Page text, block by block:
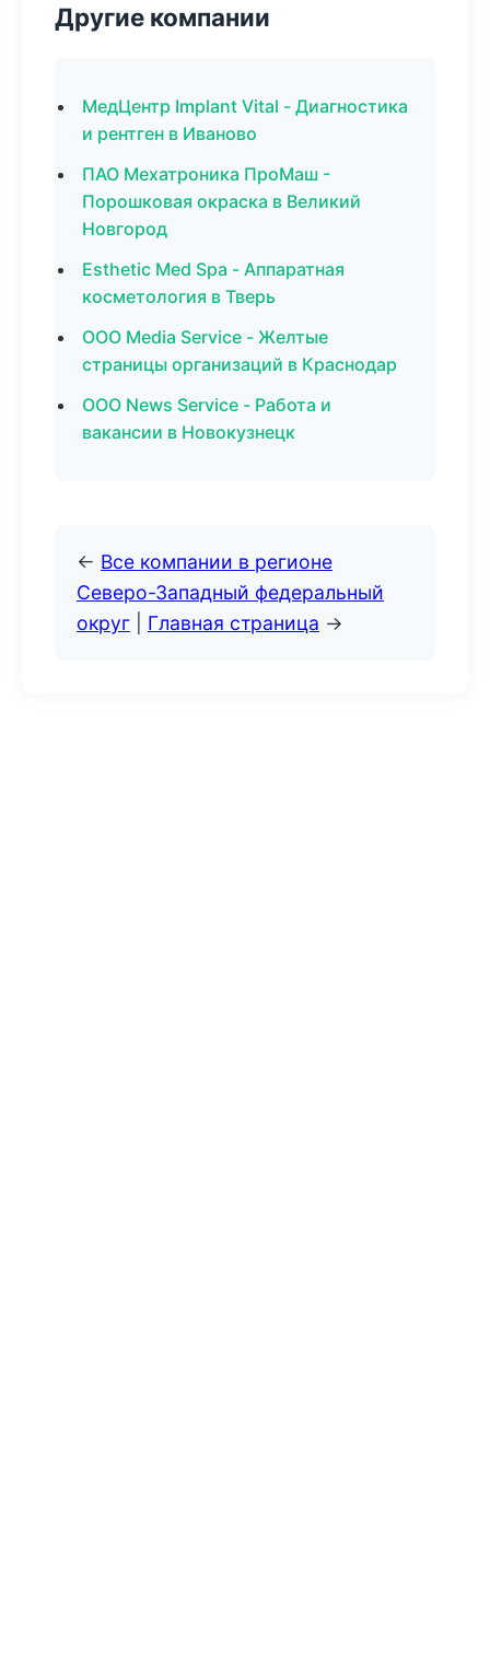
Другие компании
МедЦентр Implant Vital - Диагностика
и рентген в Иваново
ПАО Мехатроника ПроМаш -
Порошковая окраска в Великий
Новгород
Esthetic Med Spa - Аппаратная
косметология в Тверь
ООО Media Service - Желтые
страницы организаций в Краснодар
ООО News Service - Работа и
вакансии в Новокузнецк
← Все компании в регионе
Северо-Западный федеральный
округ
Главная страница →